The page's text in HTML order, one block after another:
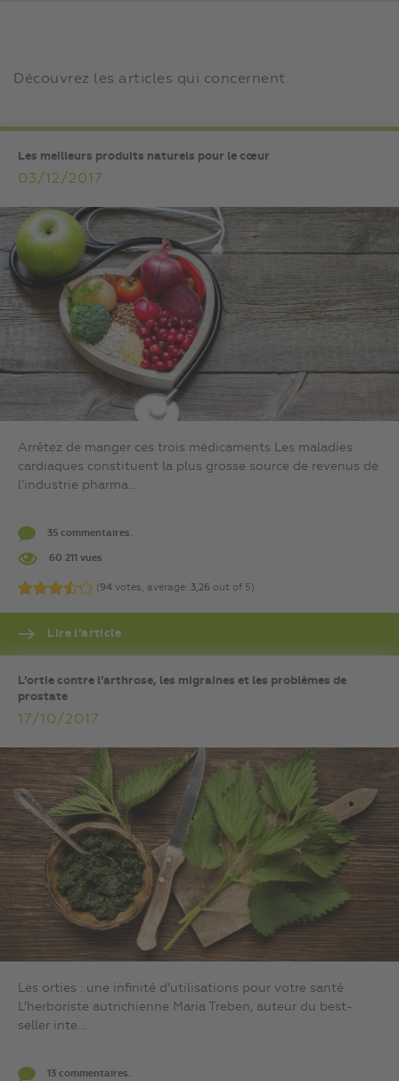
Découvrez les articles qui concernent
...
Les meilleurs produits naturels pour le cœur
03/12/2017
Arrêtez de manger ces trois médicaments Les maladies
cardiaques constituent la plus grosse source de revenus de
l’industrie pharma...
35 commentaires.
60 211 vues
(94 votes, average: 3,26 out of 5)
Lire l’article
L’ortie contre l’arthrose, les migraines et les problèmes de
prostate
17/10/2017
Les orties : une infinité d’utilisations pour votre santé
L’herboriste autrichienne Maria Treben, auteur du best-
seller inte...
13 commentaires.